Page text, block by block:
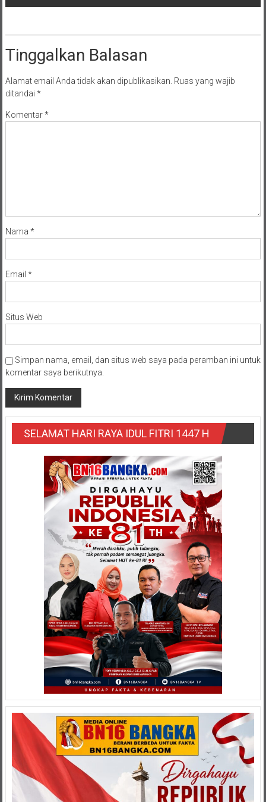
Tinggalkan Balasan
Alamat email Anda tidak akan dipublikasikan. Ruas yang wajib
ditandai *
Komentar*
Nama *
Email *
Situs Web
Simpan nama, email, dan situs web saya pada peramban ini untuk
komentar saya berikutnya.
SELAMAT HARI RAYA IDUL FITRI 1447 H